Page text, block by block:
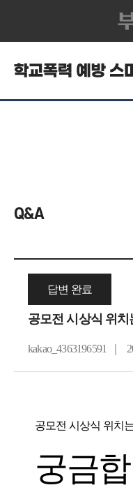
Q&A
답변 완료
공모전 시상식 위
kakao_4363196591
공모전 시상식 위치
궁금